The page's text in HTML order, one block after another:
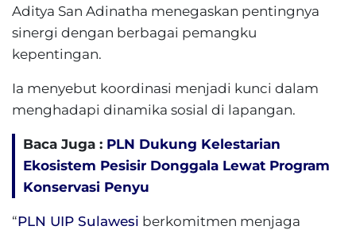
Aditya San Adinatha menegaskan pentingnya
sinergi dengan berbagai pemangku
kepentingan.
Ia menyebut koordinasi menjadi kunci dalam
menghadapi dinamika sosial di lapangan.
Baca Juga : PLN Dukung Kelestarian
Ekosistem Pesisir Donggala Lewat Program
Konservasi Penyu
“PLN UIP Sulawesi berkomitmen menjaga